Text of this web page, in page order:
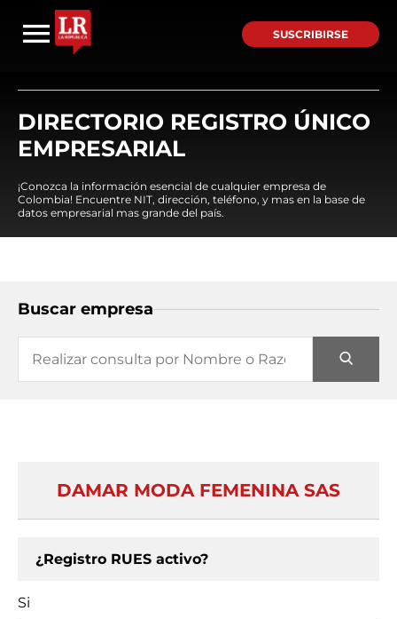
SUSCRIBIRSE
DIRECTORIO REGISTRO ÚNICO
EMPRESARIAL
¡Conozca la información esencial de cualquier empresa de
Colombia! Encuentre NIT, dirección, teléfono, y mas en la base de
datos empresarial mas grande del país.
Buscar empresa
DAMAR MODA FEMENINA SAS
¿Registro RUES activo?
Si